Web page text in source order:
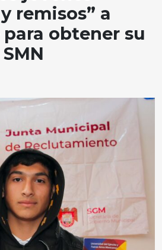
remisos” a
obtener su